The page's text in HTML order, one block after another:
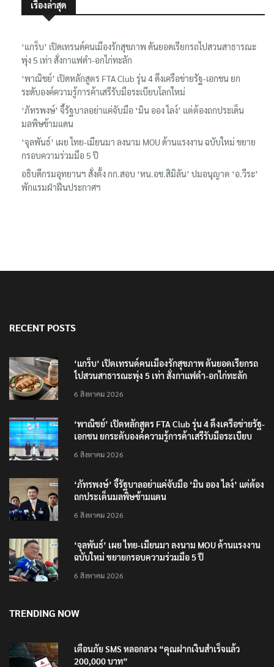
เรื่องล่าสุด
‘แกร็บ’ เปิดเทรนด์คนเมืองรักสุขภาพ ดันยอดเรียกรถไปสวนสาธารณะ
พุ่ง 5 เท่า สั่งกาแฟดำ-อกไก่ทะลัก
‘พาณิชย์’ เปิดหลักสูตร FTA Club รุ่น 4 ดึงเครือข่ายรัฐ-เอกชน ยก
ระดับองค์ความรู้การค้าเสรีรับมือระเบียบโลกใหม่
‘ภัทรพงษ์’ จี้รัฐบาลอย่าแค่จับมือ ‘มิน ออง ไลง์’ แต่ต้องถกประเด็น
มลพิษข้ามแดน
‘จุลพันธ์’ เผย ไทย-เมียนมา ลงนาม MOU ด้านแรงงาน ฉบับใหม่ ขยาย
กรอบความร่วมมือ 5 ปี
อธิบดีกรมอุทยานฯ​ สั่งตั้ง กก.สอบ ‘หน.อช.สิมิลัน’ ปมอนุญาต ‘อ.วีระ’
พักแรมฝ่าฝืนประกาศฯ
RECENT POSTS
‘แกร็บ’ เปิดเทรนด์คนเมืองรักสุขภาพ ดันยอดเรียกรถ
ไปสวนสาธารณะพุ่ง 5 เท่า สั่งกาแฟดำ-อกไก่ทะลัก
6 สิงหาคม 2026
‘พาณิชย์’ เปิดหลักสูตร FTA Club รุ่น 4 ดึงเครือข่ายรัฐ-
เอกชน ยกระดับองค์ความรู้การค้าเสรีรับมือระเบียบ
6 สิงหาคม 2026
‘ภัทรพงษ์’ จี้รัฐบาลอย่าแค่จับมือ ‘มิน ออง ไลง์’ แต่ต้อง
ถกประเด็นมลพิษข้ามแดน
6 สิงหาคม 2026
‘จุลพันธ์’ เผย ไทย-เมียนมา ลงนาม MOU ด้านแรงงาน
ฉบับใหม่ ขยายกรอบความร่วมมือ 5 ปี
6 สิงหาคม 2026
TRENDING NOW
เตือนภัย SMS หลอกลวง “คุณฝากเงินสำเร็จแล้ว
200,000 บาท”